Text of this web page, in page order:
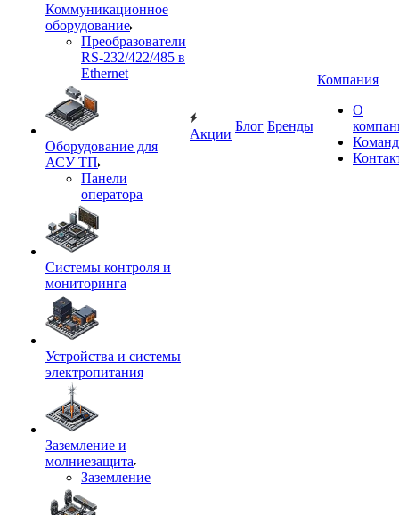
Коммуникационное
оборудование
Преобразователи
RS-232/422/485 в
Ethernet
Оборудование для
АСУ ТП
Панели
оператора
Системы контроля и
мониторинга
Устройства и системы
электропитания
Заземление и
молниезащита
Заземление
Акции
Блог Бренды
Компания
О